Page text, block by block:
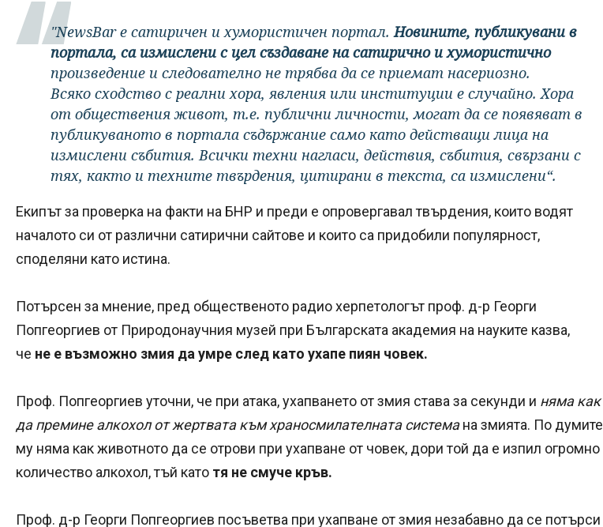
"NewsBar е сатиричен и хумористичен портал.Новините, публикувани в
портала, са измислени с цел създаване на сатирично и хумористично
произведение и следователно не трябва да се приемат насериозно.
Всяко сходство с реални хора, явления или институции е случайно. Хора
от обществения живот, т.е. публични личности, могат да се появяват в
публикуваното в портала съдържание само като действащи лица на
измислени събития. Всички техни нагласи, действия, събития, свързани с
тях, както и техните твърдения, цитирани в текста, са измислени“.
Екипът за проверка на факти на БНР и преди е опровергавал твърдения, които водят
началото си от различни сатирични сайтове и които са придобили популярност,
споделяни като истина.
Потърсен за мнение, пред общественото радио херпетологът проф. д-р Георги
Попгеоргиев от Природонаучния музей при Българската академия на науките казва,
че не е възможно змия да умре след като ухапе пиян човек.
Проф. Попгеоргиев уточни, че при атака, ухапването от змия става за секунди и няма как
да премине алкохол от жертвата към храносмилателната системана змията. По думите
му няма как животното да се отрови при ухапване от човек, дори той да е изпил огромно
количество алкохол, тъй като тя не смуче кръв.
Проф. д-р Георги Попгеоргиев посъветва при ухапване от змия незабавно да се потърси